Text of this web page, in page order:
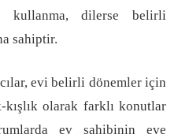
kullanma, dilerse belirli
sahiptir.
evi belirli dönemler için
kışlık olarak farklı konutlar
ev sahibinin eve